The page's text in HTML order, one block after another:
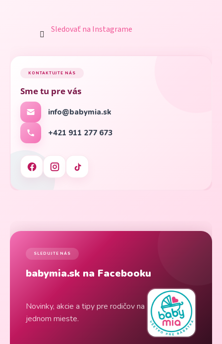
Sledovať na Instagrame
KONTAKTUJTE NÁS
Sme tu pre vás
info@babymia.sk
+421 911 277 673
SLEDUJTE NÁS
babymia.sk na Facebooku
Novinky, akcie a tipy pre rodičov na
jednom mieste.